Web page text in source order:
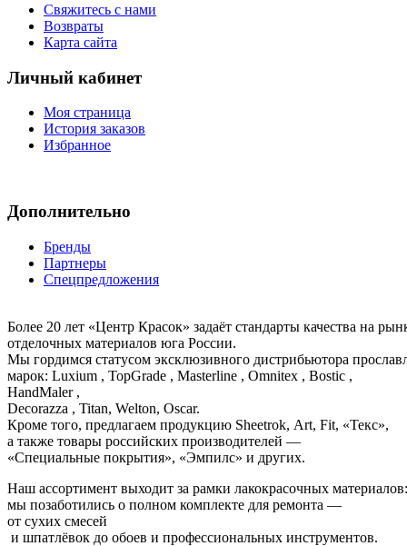
Свяжитесь с нами
Возвраты
Карта сайта
Личный кабинет
Моя страница
История заказов
Избранное
Дополнительно
Бренды
Партнеры
Спецпредложения
Более 20 лет «Центр Красок» задаёт стандарты качества на
отделочных материалов юга России.
Мы гордимся статусом эксклюзивного дистрибьютора
марок: Luxium , TopGrade , Masterline , Omnitex , Bostic ,
HandMaler ,
Decorazza , Titan, Welton, Oscar.
Кроме того, предлагаем продукцию Sheetrok, Art, Fit, «Текс»,
а также товары российских производителей —
«Специальные покрытия», «Эмпилс» и других.
Наш ассортимент выходит за рамки лакокрасочных
мы позаботились о полном комплекте для ремонта —
от сухих смесей
и шпатлёвок до обоев и профессиональных инструментов.